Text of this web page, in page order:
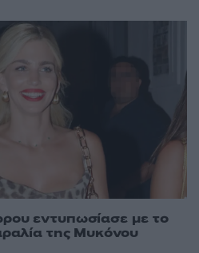
εντυπωσίασε με το
της Μυκόνου